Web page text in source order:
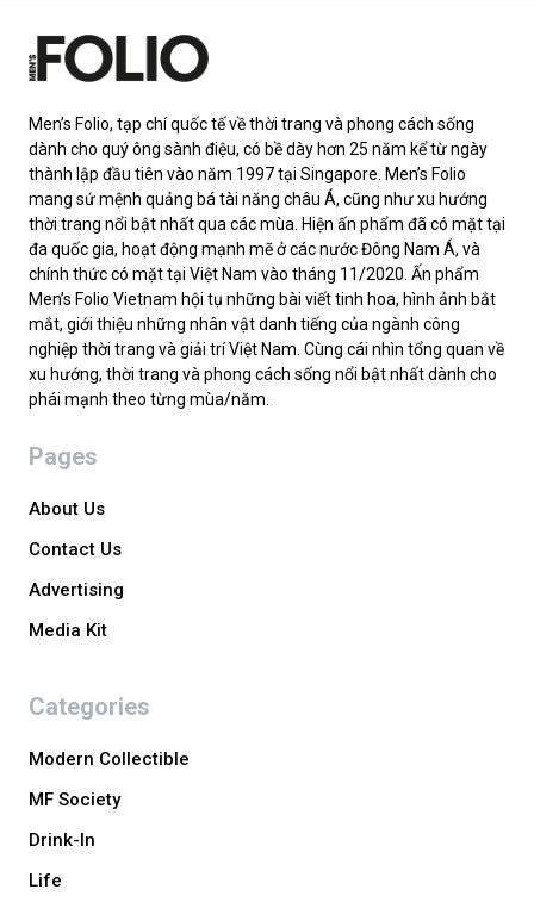
Men’s Folio, tạp chí quốc tế về thời trang và phong cách sống
dành cho quý ông sành điệu, có bề dày hơn 25 năm kể từ ngày
thành lập đầu tiên vào năm 1997 tại Singapore. Men’s Folio
mang sứ mệnh quảng bá tài năng châu Á, cũng như xu hướng
thời trang nổi bật nhất qua các mùa. Hiện ấn phẩm đã có mặt tại
đa quốc gia, hoạt động mạnh mẽ ở các nước Đông Nam Á, và
chính thức có mặt tại Việt Nam vào tháng 11/2020. Ấn phẩm
Men’s Folio Vietnam hội tụ những bài viết tinh hoa, hình ảnh bắt
mắt, giới thiệu những nhân vật danh tiếng của ngành công
nghiệp thời trang và giải trí Việt Nam. Cùng cái nhìn tổng quan về
xu hướng, thời trang và phong cách sống nổi bật nhất dành cho
phái mạnh theo từng mùa/năm.
Pages
About Us
Contact Us
Advertising
Media Kit
Categories
Modern Collectible
MF Society
Drink-In
Life